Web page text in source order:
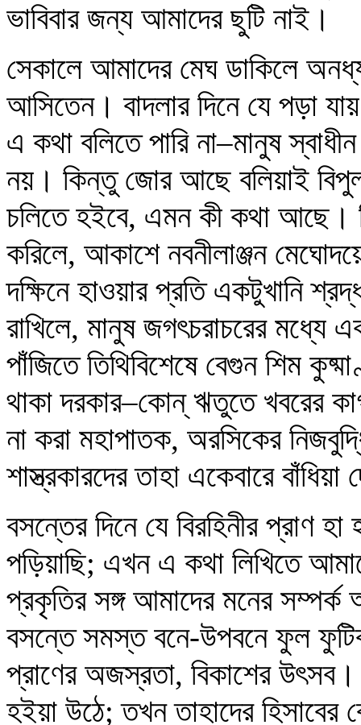
ভাবিবার জন্য আমাদের ছুটি নাই।
সেকালে আমাদের মেঘ ডাকিলে
আসিতেন। বাদলার দিনে যে পড়া
এ কথা বলিতে পারি না–মানুষ
নয়। কিন্তু জোর আছে বলিয়াই
চলিতে হইবে, এমন কী কথা আছে।
করিলে, আকাশে নবনীলাঞ্জন
দক্ষিনে হাওয়ার প্রতি একটুখানি
রাখিলে, মানুষ জগৎচরাচরের মধ্যে
পাঁজিতে তিথিবিশেষে বেগুন শিম
থাকা দরকার–কোন্‌ ঋতুতে খবরের
না করা মহাপাতক, অরসিকের
শাস্ত্রকারদের তাহা একেবারে
বসন্তের দিনে যে বিরহিনীর প্রাণ
পড়িয়াছি; এখন এ কথা লিখিতে
প্রকৃতির সঙ্গ আমাদের মনের সম্পর্ক
বসন্তে সমস্ত বনে-উপবনে ফুল
প্রাণের অজস্রতা, বিকাশের
হইয়া উঠে; তখন তাহাদের হিসাবের